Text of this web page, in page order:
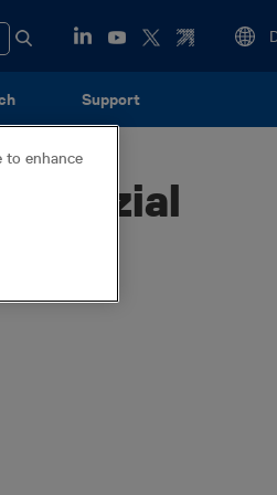
Support
to enhance